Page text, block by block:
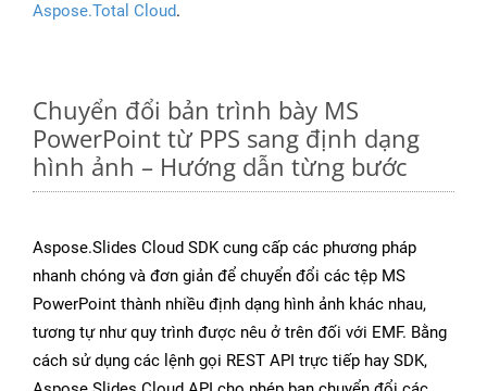
Aspose.Total Cloud.
Chuyển đổi bản trình bày MS
PowerPoint từ PPS sang định dạng
hình ảnh – Hướng dẫn từng bước
Aspose.Slides Cloud SDK cung cấp các phương pháp
nhanh chóng và đơn giản để chuyển đổi các tệp MS
PowerPoint thành nhiều định dạng hình ảnh khác nhau,
tương tự như quy trình được nêu ở trên đối với EMF. Bằng
cách sử dụng các lệnh gọi REST API trực tiếp hay SDK,